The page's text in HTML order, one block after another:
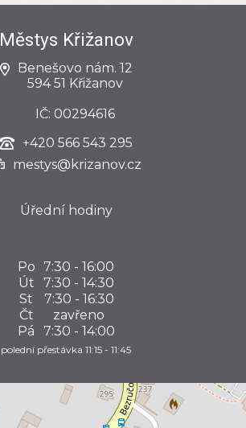
Městys Křižanov
Benešovo nám. 12
594 51 Křižanov
IČ: 00294616
+420 566 543 295
mestys@krizanov.cz
Úřední hodiny
Po 7:30 - 16:00
Út
7:30 - 14:30
St
7:30 - 16:30
Čt
zavřeno
Pá
7:30 - 14:00
polední přestávka 11:15 - 11:45